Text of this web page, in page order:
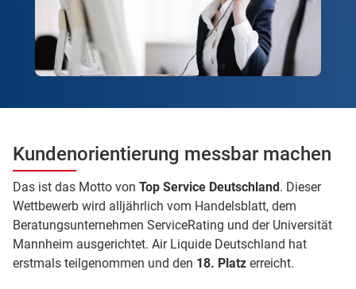
Kundenorientierung messbar machen
Das ist das Motto von Top Service Deutschland. Dieser
Wettbewerb wird alljährlich vom Handelsblatt, dem
Beratungsunternehmen ServiceRating und der Universität
Mannheim ausgerichtet. Air Liquide Deutschland hat
erstmals teilgenommen und den 18. Platz erreicht.